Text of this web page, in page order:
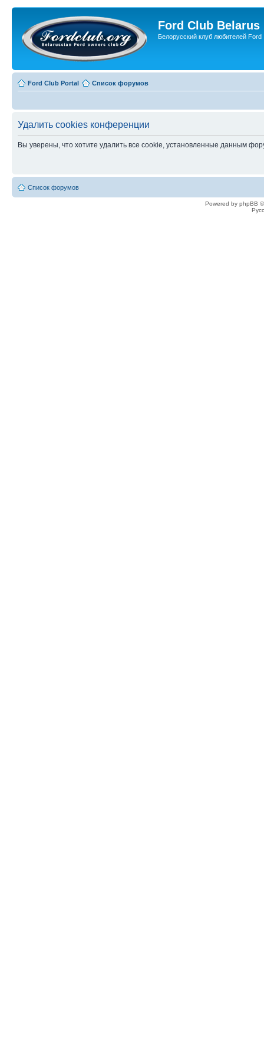
Ford Club Belarus
Белорусский клуб любителей Ford
Ford Club Portal Список форумов
Удалить cookies конференции
Вы уверены, что хотите удалить все cookie, установленные данным
Список форумов
Powered by phpBB